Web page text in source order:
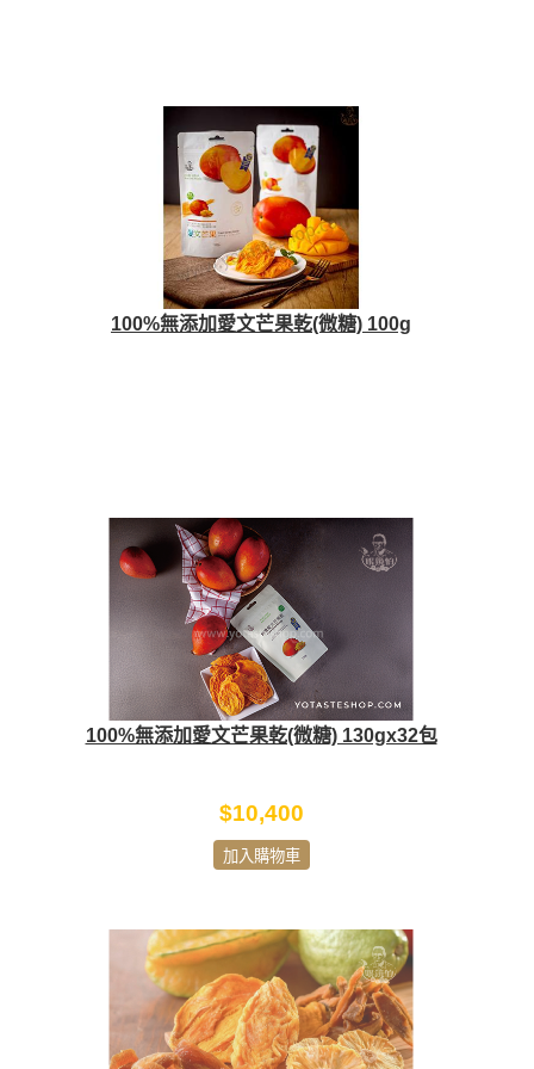
100%無添加愛文芒果乾(微糖) 100g
100%無添加愛文芒果乾(微糖) 130gx32包
$10,400
加入購物車